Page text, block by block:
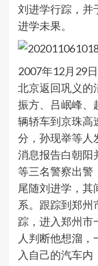
刘进学行踪，并
进学未果。
2007年12月29
北京返回巩义的
振方、吕岷峰、
辆轿车到京珠高
分，孙现举等人
消息报告白朝阳
等三名警察出警
尾随刘进学，其
系。跟踪到郑州
踪，进入郑州市
人判断他想溜
入自己的汽车